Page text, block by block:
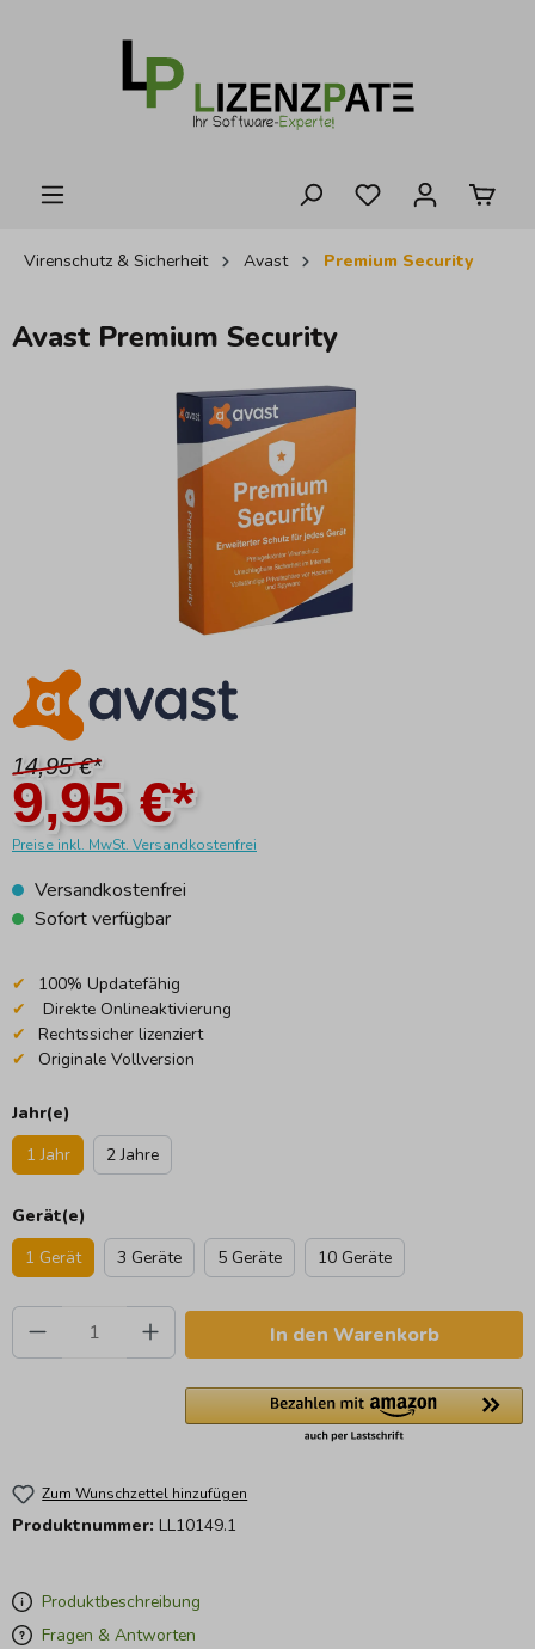
Virenschutz & Sicherheit Avast Premium Security
Avast Premium Security
Bildergalerie überspringen
Produktbeschreibung
Fragen & Antworten
9,95 €*
14,95 €*
Preise inkl. MwSt. Versandkostenfrei
Versandkostenfrei
Sofort verfügbar
100% Updatefähig
Direkte Onlineaktivierung
Rechtssicher lizenziert
Originale Vollversion
Jahr(e)
1 Jahr
2 Jahre
Gerät(e)
1 Gerät
3 Geräte 5 Geräte 10 Geräte
Produkt Anzahl: Gib den gewünschten
In den Warenkorb
Zum Wunschzettel hinzufügen
Produktnummer: LL10149.1